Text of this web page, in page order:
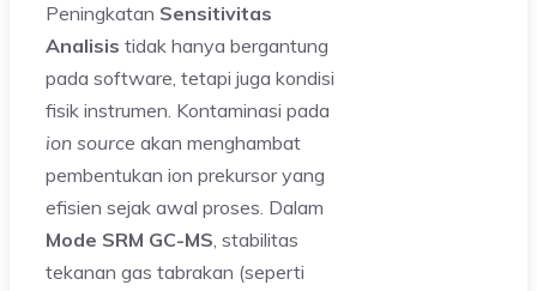
Peningkatan Sensitivitas
Analisis tidak hanya bergantung
pada software, tetapi juga kondisi
fisik instrumen. Kontaminasi pada
ion source akan menghambat
pembentukan ion prekursor yang
efisien sejak awal proses. Dalam
Mode SRM GC-MS, stabilitas
tekanan gas tabrakan (seperti